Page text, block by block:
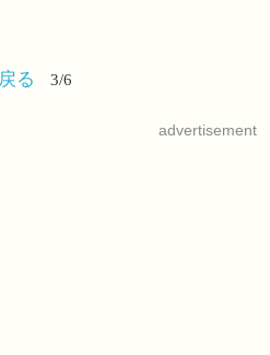
る 3/6
advertisement